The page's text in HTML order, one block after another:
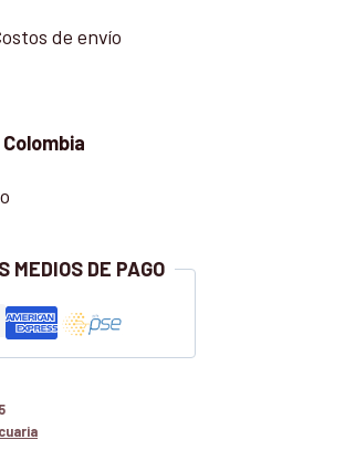
de envío
MEDIOS DE PAGO